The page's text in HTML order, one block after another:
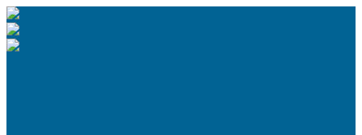
Перейти
к
содержимому